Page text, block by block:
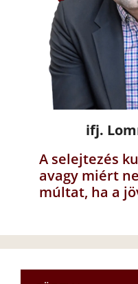
ifj.
A selejtezés
avagy miért
múltat, ha a